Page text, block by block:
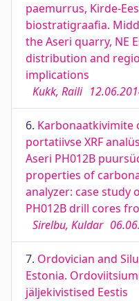
paemurrus, Kirde-
biostratigraafia.
the Aseri quarry, NE
distribution and
implications
Kukk, Raili
6. Karbonaatkivimite
portatiivse XRF
Aseri PH012B
properties of
analyzer: case study
PH012B drill cores
Sirelbu, Kuldar
7. Ordovician and
Estonia.
jäljekivistised Eestis